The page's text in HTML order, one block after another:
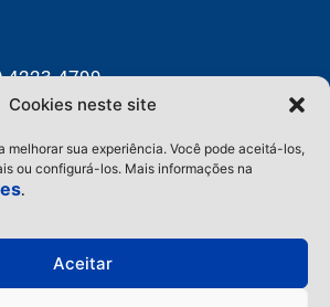
Cookies neste site
melhorar sua experiência. Você pode aceitá-los,
ou configurá-los. Mais informações na
.
Aceitar
4223-4799
91228-3583
@adestiq
Home